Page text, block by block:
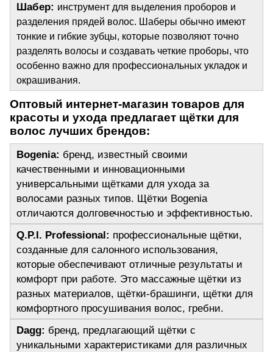
Шабер: инструмент для выделения проборов и
разделения прядей волос. Шаберы обычно имеют
тонкие и гибкие зубцы, которые позволяют точно
разделять волосы и создавать четкие проборы, что
особенно важно для профессиональных укладок и
окрашивания.
Оптовый интернет-магазин товаров для
красоты и ухода предлагает щётки для
волос лучших брендов:
Bogenia: бренд, известный своими
качественными и инновационными
универсальными щётками для ухода за
волосами разных типов. Щётки Bogenia
отличаются долговечностью и эффективностью.
Q.P.I. Professional: профессиональные щётки,
созданные для салонного использования,
которые обеспечивают отличные результаты и
комфорт при работе. Это массажные щётки из
разных материалов, щётки-брашинги, щётки для
комфортного просушивания волос, гребни.
Dagg: бренд, предлагающий щётки с
уникальными характеристиками для различных